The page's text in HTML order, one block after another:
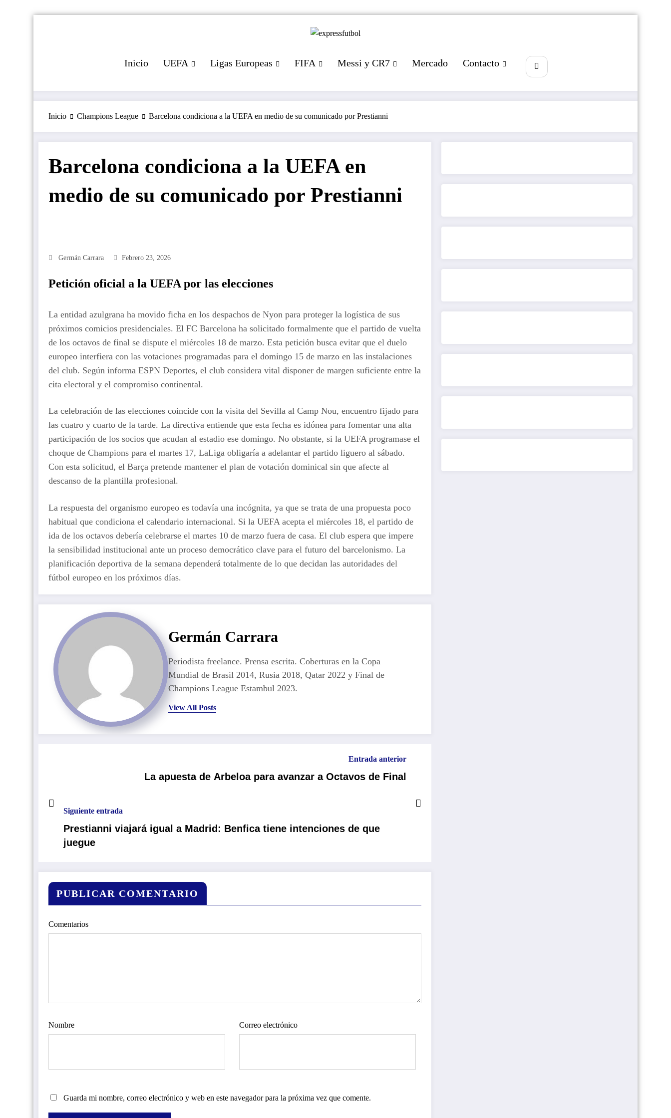
Inicio UEFA Ligas Europeas FIFA Messi y CR7 Mercado Contacto
Inicio Champions League Barcelona condiciona a la UEFA en medio de su comunicado por Prestianni
Barcelona condiciona a la UEFA en
medio de su comunicado por Prestianni
Germán Carrara Febrero 23, 2026
Petición oficial a la UEFA por las elecciones
La entidad azulgrana ha movido ficha en los despachos de Nyon para proteger la logística de sus
próximos comicios presidenciales. El FC Barcelona ha solicitado formalmente que el partido de vuelta
de los octavos de final se dispute el miércoles 18 de marzo. Esta petición busca evitar que el duelo
europeo interfiera con las votaciones programadas para el domingo 15 de marzo en las instalaciones
del club. Según informa ESPN Deportes, el club considera vital disponer de margen suficiente entre la
cita electoral y el compromiso continental.
La celebración de las elecciones coincide con la visita del Sevilla al Camp Nou, encuentro fijado para
las cuatro y cuarto de la tarde. La directiva entiende que esta fecha es idónea para fomentar una alta
participación de los socios que acudan al estadio ese domingo. No obstante, si la UEFA programase el
choque de Champions para el martes 17, LaLiga obligaría a adelantar el partido liguero al sábado.
Con esta solicitud, el Barça pretende mantener el plan de votación dominical sin que afecte al
descanso de la plantilla profesional.
La respuesta del organismo europeo es todavía una incógnita, ya que se trata de una propuesta poco
habitual que condiciona el calendario internacional. Si la UEFA acepta el miércoles 18, el partido de
ida de los octavos debería celebrarse el martes 10 de marzo fuera de casa. El club espera que impere
la sensibilidad institucional ante un proceso democrático clave para el futuro del barcelonismo. La
planificación deportiva de la semana dependerá totalmente de lo que decidan las autoridades del
fútbol europeo en los próximos días.
Germán Carrara
Periodista freelance. Prensa escrita. Coberturas en la Copa
Mundial de Brasil 2014, Rusia 2018, Qatar 2022 y Final de
Champions League Estambul 2023.
View All Posts
Entrada anterior
La apuesta de Arbeloa para avanzar a Octavos de Final
Siguiente entrada
Prestianni viajará igual a Madrid: Benfica tiene intenciones de que
juegue
PUBLICAR COMENTARIO
Comentarios
Nombre Correo electrónico
Guarda mi nombre, correo electrónico y web en este navegador para la próxima vez que comente.